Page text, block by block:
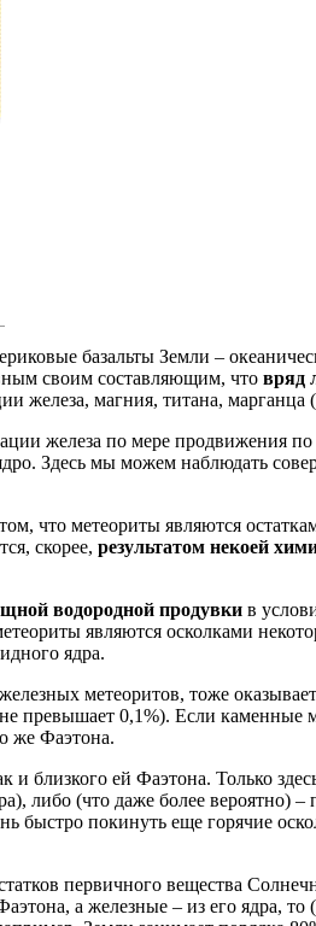
базальты Земли –
своим составляющим, что вряд
железа, магния, титана,
железа по мере продвижения
Здесь мы можем наблюдать
что метеориты являются
скорее, результатом некоей
водородной продувки в
являются осколками
ядра.
метеоритов, тоже
превышает 0,1%). Если каменные
же Фаэтона.
близкого ей Фаэтона. Только
либо (что даже более вероятно) –
быстро покинуть еще горячие
первичного вещества
а железные – из его ядра,